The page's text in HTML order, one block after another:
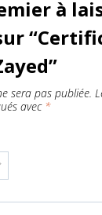
à
sera pas publiée.
avec *